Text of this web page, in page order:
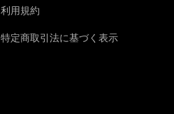
利用規約
特定商取引法に基づく表示